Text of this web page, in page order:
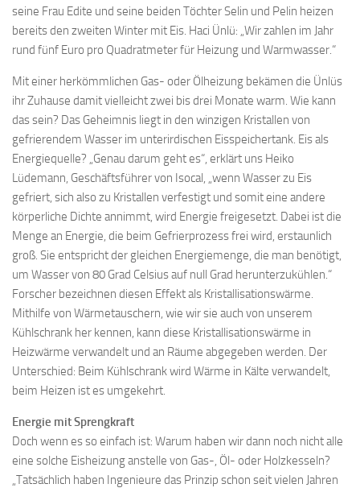
seine Frau Edite und seine beiden Töchter Selin und Pelin heizen
bereits den zweiten Winter mit Eis. Haci Ünlü: „Wir zahlen im Jahr
rund fünf Euro pro Quadratmeter für Heizung und Warmwasser.“
Mit einer herkömmlichen Gas- oder Ölheizung bekämen die Ünlüs
ihr Zuhause damit vielleicht zwei bis drei Monate warm. Wie kann
das sein? Das Geheimnis liegt in den winzigen Kristallen von
gefrierendem Wasser im unterirdischen Eisspeichertank. Eis als
Energiequelle? „Genau darum geht es“, erklärt uns Heiko
Lüdemann, Geschäftsführer von Isocal, „wenn Wasser zu Eis
gefriert, sich also zu Kristallen verfestigt und somit eine andere
körperliche Dichte annimmt, wird Energie freigesetzt. Dabei ist die
Menge an Energie, die beim Gefrierprozess frei wird, erstaunlich
groß. Sie entspricht der gleichen Energiemenge, die man benötigt,
um Wasser von 80 Grad Celsius auf null Grad herunterzukühlen.“
Forscher bezeichnen diesen Effekt als Kristallisationswärme.
Mithilfe von Wärmetauschern, wie wir sie auch von unserem
Kühlschrank her kennen, kann diese Kristallisationswärme in
Heizwärme verwandelt und an Räume abgegeben werden. Der
Unterschied: Beim Kühlschrank wird Wärme in Kälte verwandelt,
beim Heizen ist es umgekehrt.
Energie mit Sprengkraft
Doch wenn es so einfach ist: Warum haben wir dann noch nicht alle
eine solche Eisheizung anstelle von Gas-, Öl- oder Holzkesseln?
„Tatsächlich haben Ingenieure das Prinzip schon seit vielen Jahren